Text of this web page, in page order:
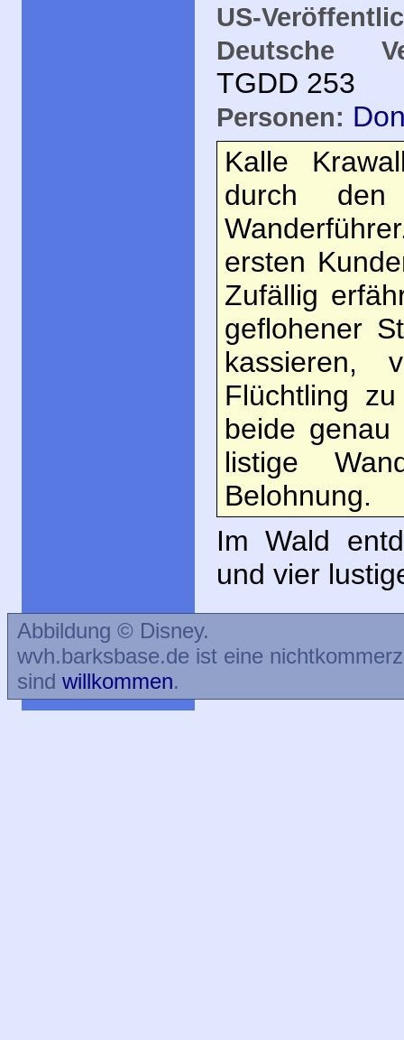
US-
Deutsche
TGDD 253
Personen:
Kalle
durch
ersten
Zufällig
geflohener
kassieren,
Flüchtling
beide
listige
Belohnung.
Im Wald
und vier
Abbildung © Disney.
wvh.barksbase.de ist eine
sind willkommen.